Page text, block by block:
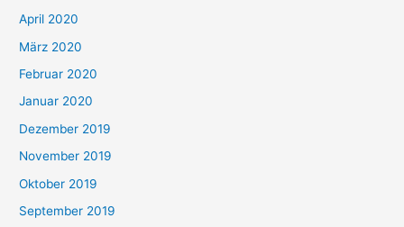
April 2020
März 2020
Februar 2020
Januar 2020
Dezember 2019
November 2019
Oktober 2019
September 2019